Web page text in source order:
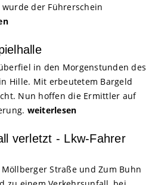
der Führerschein
in den Morgenstunden des
Hille. Mit erbeutetem Bargeld
Nun hoffen die Ermittler auf
weiterlesen
verletzt - Lkw-Fahrer
Straße und Zum Buhn